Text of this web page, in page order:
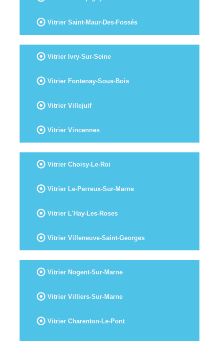
Vitrier Saint-Maur-Des-Fossés
Vitrier Ivry-Sur-Seine
Vitrier Fontenay-Sous-Bois
Vitrier Villejuif
Vitrier Vincennes
Vitrier Choisy-Le-Roi
Vitrier Le-Perreux-Sur-Marne
Vitrier L'Hay-Les-Roses
Vitrier Villeneuve-Saint-Georges
Vitrier Nogent-Sur-Marne
Vitrier Villiers-Sur-Marne
Vitrier Charenton-Le-Pont